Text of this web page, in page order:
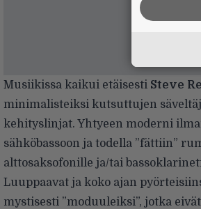
Musiikissa kaikui etäisesti Steve
minimalisteiksi kutsuttujen
kehityslinjat. Yhtyeen moderni
sähköbassoon ja todella ”fättiin”
alttosaksofonille ja/tai
Luuppaavat ja koko ajan
mystisesti ”moduuleiksi”, jotka